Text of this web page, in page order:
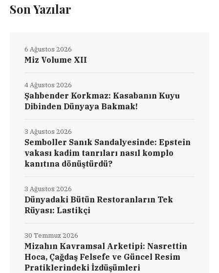
Son Yazılar
Miz Volume XII
6 Ağustos 2026
Şahbender Korkmaz: Kasabanın Kuyu
Dibinden Dünyaya Bakmak!
4 Ağustos 2026
Semboller Sanık Sandalyesinde: Epstein
vakası kadim tanrıları nasıl komplo
kanıtına dönüştürdü?
3 Ağustos 2026
Dünyadaki Bütün Restoranların Tek
Rüyası: Lastikçi
3 Ağustos 2026
Mizahın Kavramsal Arketipi: Nasrettin
Hoca, Çağdaş Felsefe ve Güncel Resim
Pratiklerindeki İzdüşümleri
30 Temmuz 2026